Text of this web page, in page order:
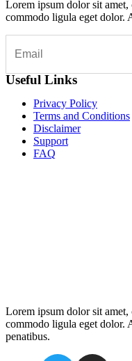
Lorem ipsum dolor sit amet,
commodo ligula eget dolor.
Useful Links
Privacy Policy
Terms and Conditions
Disclaimer
Support
FAQ
Lorem ipsum dolor sit amet,
commodo ligula eget dolor.
penatibus.